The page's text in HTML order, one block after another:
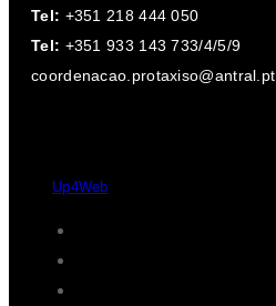
Tel: +351 218 444 050
Tel: +351 933 143 733/4/5/9
coordenacao.protaxiso@antral.pt
Up4Web